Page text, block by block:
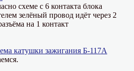
схеме с 6 контакта блока
зелёный провод идёт через 2
на 1 контакт
катушки зажигания Б-117А